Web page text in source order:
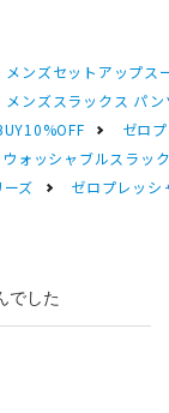
メンズセットアップス
メンズスラックス パン
ゼロ
ウォッシャブルスラッ
ズ ゼロプレッシ